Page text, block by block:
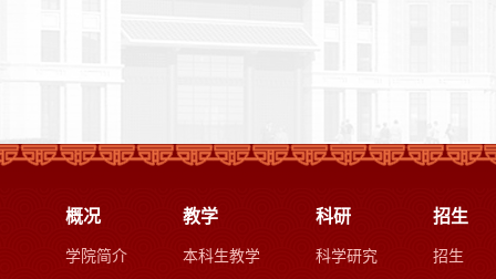
概况
学院简介
教学
本科生教学
科研
科学研究
招生
招生